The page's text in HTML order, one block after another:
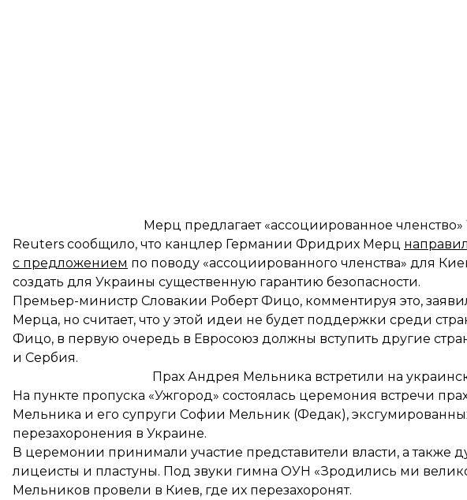
Мерц предлагает «ассоциированное
Reuters сообщило, что канцлер Германии Фридрих Мерц
с предложением по поводу «ассоциированного членства» для
создать для Украины существенную гарантию безопасности.
Премьер-министр Словакии Роберт Фицо, комментируя это,
Мерца, но считает, что у этой идеи не будет поддержки среди
Фицо, в первую очередь в Евросоюз должны вступить другие
и Сербия.
Прах Андрея Мельника встретили на
На пункте пропуска «Ужгород» состоялась церемония встречи
Мельника и его супруги Софии Мельник (Федак),
перезахоронения в Украине.
В церемонии принимали участие представители власти, а также
лицеисты и пластуны. Под звуки гимна ОУН «Зродились ми
Мельников провели в Киев, где их перезахоронят.